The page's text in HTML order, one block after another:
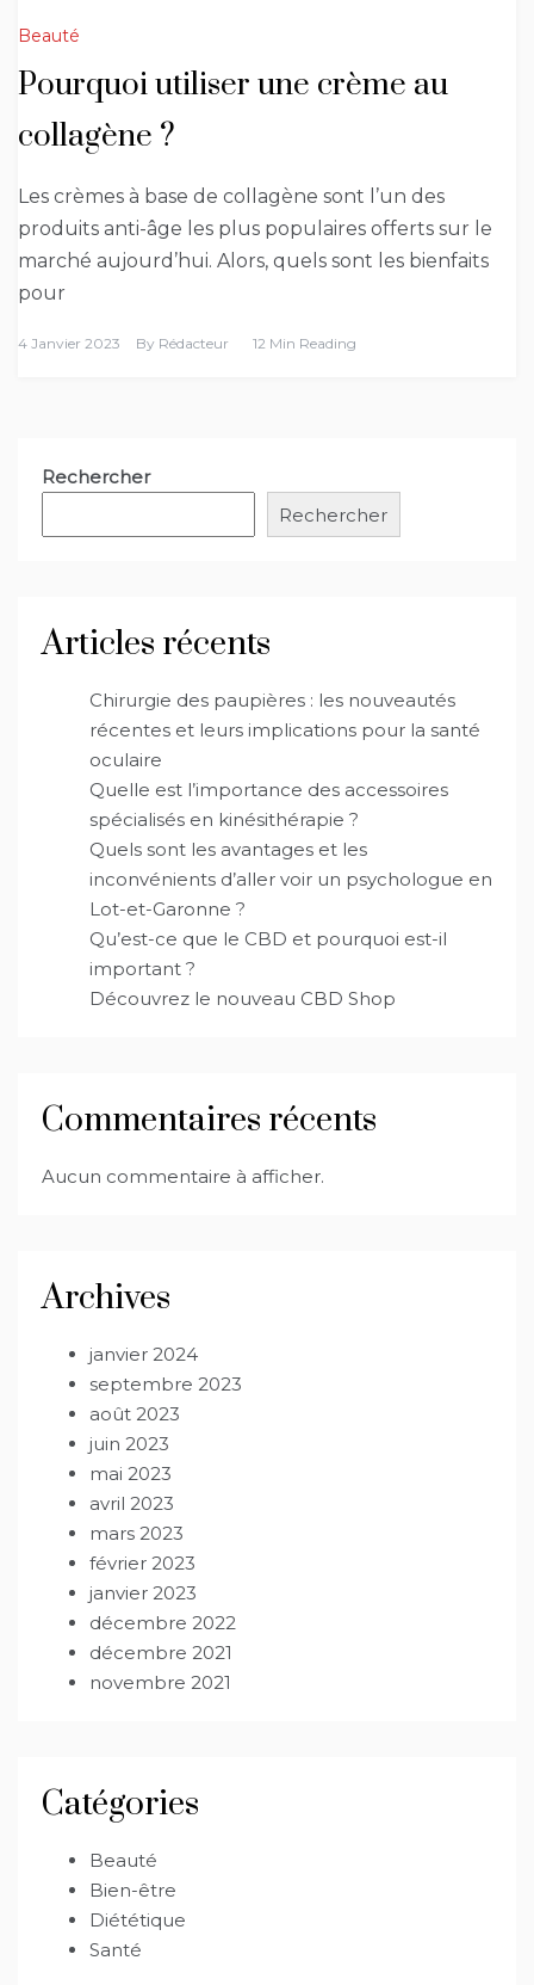
Beauté
Pourquoi utiliser une crème au
collagène ?
Les crèmes à base de collagène sont l’un des
produits anti-âge les plus populaires offerts sur le
marché aujourd’hui. Alors, quels sont les bienfaits
pour
4 Janvier 2023 By Rédacteur 12 Min Reading
Rechercher
Rechercher
Articles récents
Chirurgie des paupières : les nouveautés
récentes et leurs implications pour la santé
oculaire
Quelle est l’importance des accessoires
spécialisés en kinésithérapie ?
Quels sont les avantages et les
inconvénients d’aller voir un psychologue en
Lot-et-Garonne ?
Qu’est-ce que le CBD et pourquoi est-il
important ?
Découvrez le nouveau CBD Shop
Commentaires récents
Aucun commentaire à afficher.
Archives
janvier 2024
septembre 2023
août 2023
juin 2023
mai 2023
avril 2023
mars 2023
février 2023
janvier 2023
décembre 2022
décembre 2021
novembre 2021
Catégories
Beauté
Bien-être
Diététique
Santé